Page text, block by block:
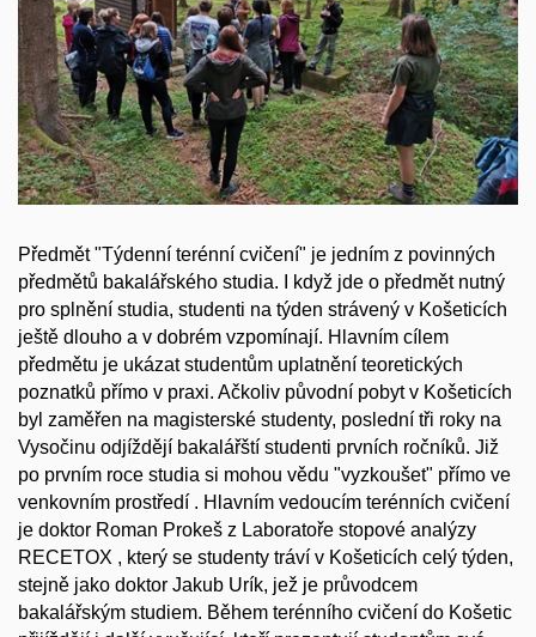
Předmět "Týdenní terénní cvičení" je jedním z povinných
předmětů bakalářského studia. I když jde o předmět nutný
pro splnění studia, studenti na týden strávený v Košeticích
ještě dlouho a v dobrém vzpomínají. Hlavním cílem
předmětu je ukázat studentům uplatnění teoretických
poznatků přímo v praxi. Ačkoliv původní pobyt v Košeticích
byl zaměřen na magisterské studenty, poslední tři roky na
Vysočinu odjíždějí bakalářští studenti prvních ročníků. Již
po prvním roce studia si mohou vědu "vyzkoušet" přímo ve
venkovním prostředí . Hlavním vedoucím terénních cvičení
je doktor Roman Prokeš z Laboratoře stopové analýzy
RECETOX , který se studenty tráví v Košeticích celý týden,
stejně jako doktor Jakub Urík, jež je průvodcem
bakalářským studiem. Během terénního cvičení do Košetic